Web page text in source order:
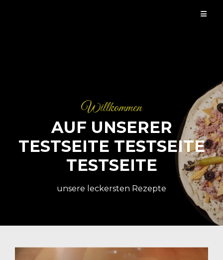
Willkommen
AUF UNSERER
TESTSEITE TESTSEITE
TESTSEITE
unsere leckersten Rezepte